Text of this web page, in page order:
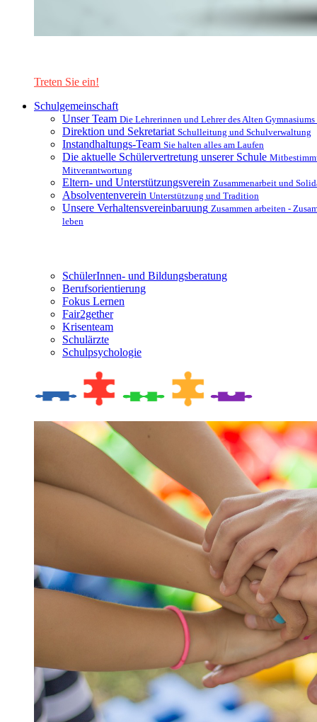
Treten Sie ein!
Schulgemeinschaft
Unser Team Die Lehrerinnen und Lehrer des Alten
Direktion und Sekretariat Schulleitung und Schulverwaltung
Instandhaltungs-Team Sie halten alles am Laufen
Die aktuelle Schülervertretung unserer Schule
Mitverantwortung
Eltern- und Unterstützungsverein Zusammenarbeit und
Absolventenverein Unterstützung und Tradition
Unsere Verhaltensvereinbaruung Zusammen arbeiten -
leben
SchülerInnen- und Bildungsberatung
Berufsorientierung
Fokus Lernen
Fair2gether
Krisenteam
Schulärzte
Schulpsychologie